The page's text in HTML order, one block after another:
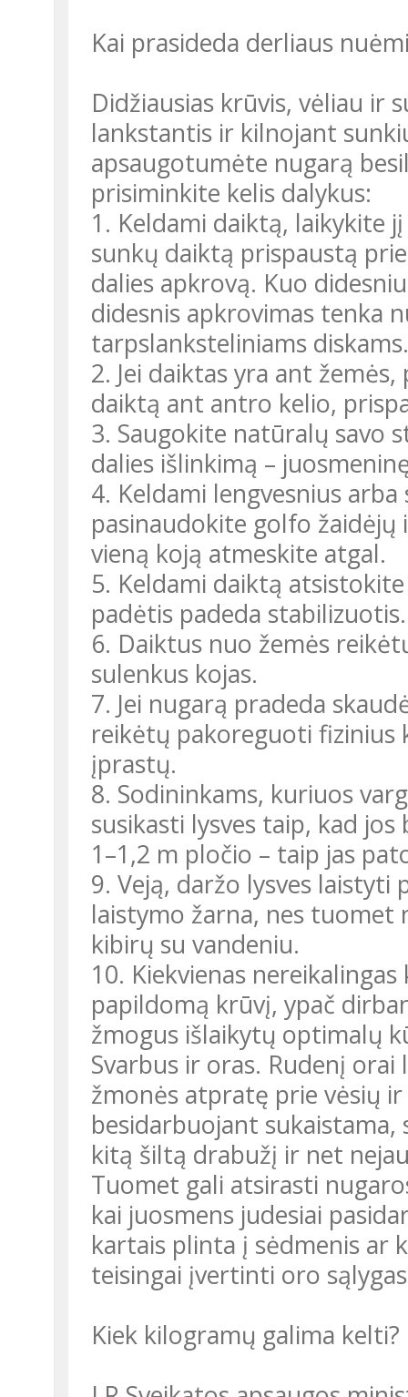
Kai prasideda derliaus
Didžiausias krūvis, vėliau ir
lankstantis ir kilnojant
apsaugotumėte nugarą
prisiminkite kelis dalykus:
1. Keldami daiktą, laikykite
sunkų daiktą prispaustą
dalies apkrovą. Kuo
didesnis apkrovimas tenka
tarpslanksteliniams diskams.
2. Jei daiktas yra ant
daiktą ant antro kelio,
3. Saugokite natūralų savo
dalies išlinkimą –
4. Keldami lengvesnius
pasinaudokite golfo
vieną koją atmeskite atgal.
5. Keldami daiktą
padėtis padeda stabilizuotis.
6. Daiktus nuo žemės
sulenkus kojas.
7. Jei nugarą pradeda
reikėtų pakoreguoti fizinius
įprastų.
8. Sodininkams, kuriuos
susikasti lysves taip, kad
1–1,2 m pločio – taip jas
9. Veją, daržo lysves
laistymo žarna, nes
kibirų su vandeniu.
10. Kiekvienas
papildomą krūvį, ypač
žmogus išlaikytų optimalų
Svarbus ir oras. Rudenį
žmonės atpratę prie vėsių
besidarbuojant
kitą šiltą drabužį ir net
Tuomet gali atsirasti
kai juosmens judesiai
kartais plinta į sėdmenis ar
teisingai įvertinti oro
Kiek kilogramų galima kelti?